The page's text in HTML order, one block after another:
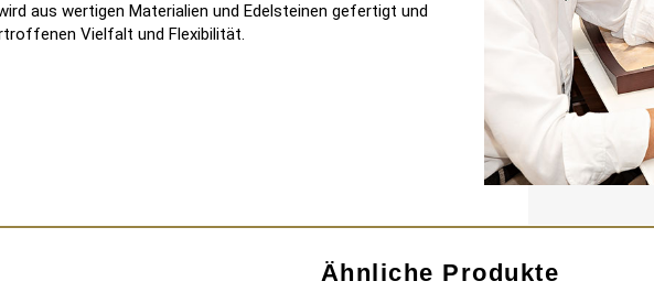
aus wertigen Materialien und Edelsteinen gefertigt und
Vielfalt und Flexibilität.
Ähnliche Produkte